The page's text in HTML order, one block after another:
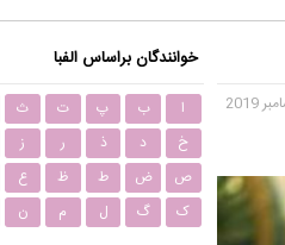
خوانندگان براساس الفبا
ا ب پ ت ث
خ
د ذ ر ز
ص
ض ط ظ ع
ک
گ ل م ن